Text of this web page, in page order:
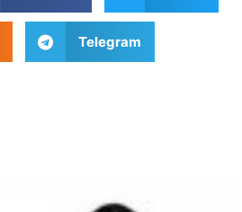
Telegram